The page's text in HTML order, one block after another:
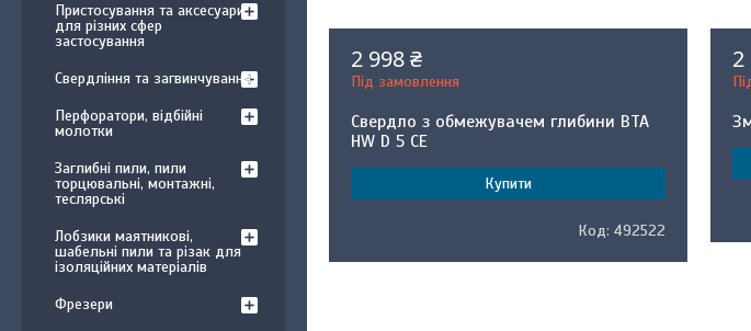
2 998 ₴
Під замовлення
Свердло з обмежувачем глибини BTA
HW D 5 CE
Купити
492522
2
Пристосування та аксесуари
для різних сфер
застосування
Свердління та загвинчування
Перфоратори, відбійні
молотки
Заглибні пили, пили
торцювальні, монтажні,
теслярські
Лобзики маятникові,
шабельні пили та різак для
ізоляційних матеріалів
Фрезери